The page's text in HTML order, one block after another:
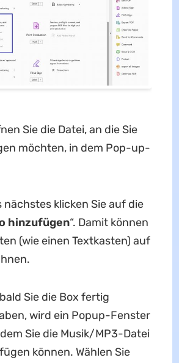
Sie die Datei, an die Sie
möchten, in dem Pop-up-
nächstes klicken Sie auf die
hinzufügen“. Damit können
(wie einen Textkasten) auf
Sie die Box fertig
wird ein Popup-Fenster
Sie die Musik/MP3-Datei
können. Wählen Sie